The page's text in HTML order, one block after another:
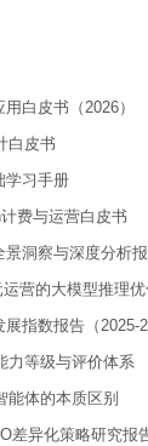
白皮书（2026）
白皮书
学习手册
费与运营白皮书
洞察与深度分析报
营的大模型推理
指数报告（2025-
力等级与评价体系
能体的本质区别
差异化策略研究报